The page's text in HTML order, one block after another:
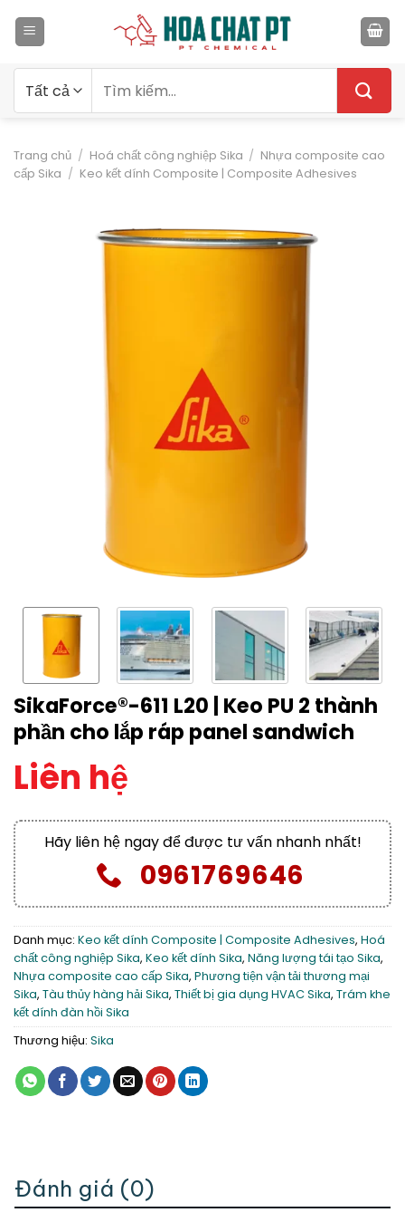
qua
kiếm:
Trang chủ / Hoá chất công nghiệp Sika / Nhựa composite cao
cấp Sika / Keo kết dính Composite | Composite Adhesives
SikaForce®-611 L20 | Keo PU 2 thành
phần cho lắp ráp panel sandwich
Liên hệ
Hãy liên hệ ngay để được tư vấn nhanh nhất!
0961769646
Danh mục: Keo kết dính Composite | Composite Adhesives, Hoá
chất công nghiệp Sika, Keo kết dính Sika, Năng lượng tái tạo Sika,
Nhựa composite cao cấp Sika, Phương tiện vận tải thương mại
Sika, Tàu thủy hàng hải Sika, Thiết bị gia dụng HVAC Sika, Trám khe
kết dính đàn hồi Sika
Thương hiệu: Sika
Đánh giá (0)